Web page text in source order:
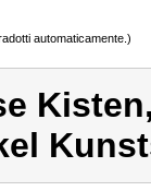
automaticamente.)